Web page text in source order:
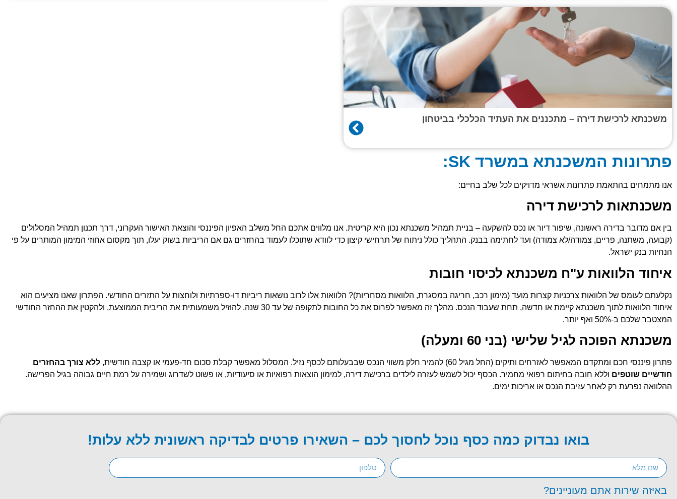
משכנתא לרכישת דירה – מתכננים את העתיד הכלכלי בביטחון
פתרונות המשכנתא במשרד SK:
אנו מתמחים בהתאמת פתרונות אשראי מדויקים לכל שלב בחיים:
משכנתאות לרכישת דירה
בין אם מדובר בדירה ראשונה, שיפור דיור או נכס להשקעה – בניית תמהיל משכנתא נכון היא קריטית. אנו מלווים אתכם החל משלב האפיון הפיננסי והוצאת האישור העקרוני, דרך תכנון תמהיל המסלולים
(קבועה, משתנה, פריים, צמודה/לא צמודה) ועד לחתימה בבנק. התהליך כולל ניתוח של תרחישי קיצון כדי לוודא שתוכלו לעמוד בהחזרים גם אם הריביות בשוק יעלו, תוך מקסום אחוזי המימון המותרים על פי
הנחיות בנק ישראל.
איחוד הלוואות ע"ח משכנתא לכיסוי חובות
נקלעתם לעומס של הלוואות צרכניות קצרות מועד (מימון רכב, חריגה במסגרת, הלוואות מסחריות)? הלוואות אלו לרוב נושאות ריביות דו-ספרתיות ולוחצות על התזרים החודשי. הפתרון שאנו מציעים הוא
איחוד הלוואות לתוך משכנתא קיימת או חדשה, תחת שעבוד הנכס. מהלך זה מאפשר לפרוס את כל החובות לתקופה של עד 30 שנה, להוזיל משמעותית את הריבית הממוצעת, ולהקטין את ההחזר החודשי
המצטבר שלכם ב-50% ואף יותר.
משכנתא הפוכה לגיל שלישי (בני 60 ומעלה)
פתרון פיננסי חכם ומתקדם המאפשר לאזרחים ותיקים (החל מגיל 60) להמיר חלק משווי הנכס שבבעלותם לכסף נזיל. המסלול מאפשר קבלת סכום חד-פעמי או קצבה חודשית,
ללא צורך בהחזרים
חודשיים שוטפים וללא חובה בחיתום רפואי מחמיר. הכסף יכול לשמש לעזרה לילדים ברכישת דירה, למימון הוצאות רפואיות או סיעודיות, או פשוט לשדרוג ושמירה על רמת חיים גבוהה בגיל הפרישה.
ההלוואה נפרעת רק לאחר עזיבת הנכס או אריכות ימים.
בואו נבדוק כמה כסף נוכל לחסוך לכם – השאירו פרטים לבדיקה ראשונית ללא עלות!
באיזה שירות אתם מעוניינים?